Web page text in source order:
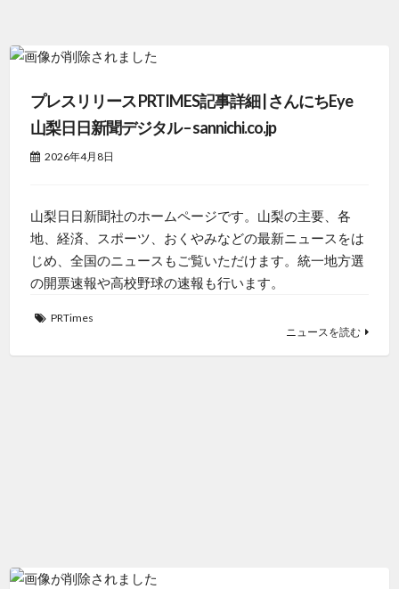
プレスリリース PRTIMES記事詳細 | さんにちEye
山梨日日新聞デジタル – sannichi.co.jp
2026年4月8日
山梨日日新聞社のホームページです。山梨の主要、各
地、経済、スポーツ、おくやみなどの最新ニュースをは
じめ、全国のニュースもご覧いただけます。統一地方選
の開票速報や高校野球の速報も行います。
PRTimes
ニュースを読む